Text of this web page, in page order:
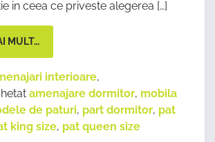
in ceea ce priveste alegerea […]
MULT…
interioare,
amenajare dormitor, mobila
de paturi, part dormitor, pat
king size, pat queen size